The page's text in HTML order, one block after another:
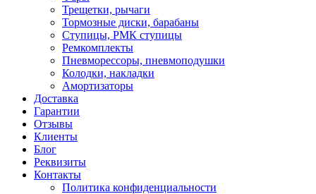
Трещетки, рычаги
Тормозные диски, барабаны
Ступицы, РМК ступицы
Ремкомплекты
Пневморессоры, пневмоподушки
Колодки, накладки
Амортизаторы
Доставка
Гарантии
Отзывы
Клиенты
Блог
Реквизиты
Контакты
Политика конфиденциальности